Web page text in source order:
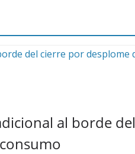
al borde del